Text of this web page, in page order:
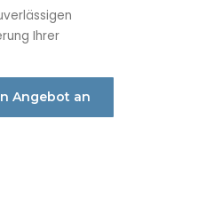
Ihrer
Angebot an